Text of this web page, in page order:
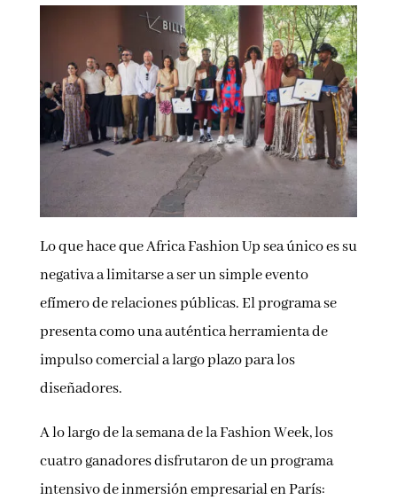
Lo que hace que Africa Fashion Up sea único es su
negativa a limitarse a ser un simple evento
efímero de relaciones públicas. El programa se
presenta como una auténtica herramienta de
impulso comercial a largo plazo para los
diseñadores.
A lo largo de la semana de la Fashion Week, los
cuatro ganadores disfrutaron de un programa
intensivo de inmersión empresarial en París: